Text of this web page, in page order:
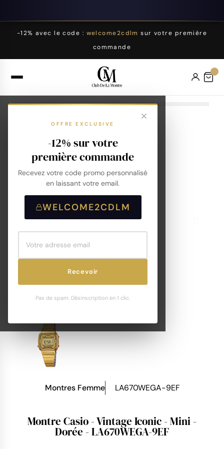
-12% avec le code : welcome2cdlm sur votre première
commande
OFFRE EXCLUSIVE
-12% sur votre
première commande
Recevez votre code promo personnalisé
en laissant votre email.
WELCOME2CDLM
Recevoir
Pas de spam. Désinscription en 1 clic.
Montres Femme LA670WEGA-9EF
Montre Casio - Vintage Iconic - Mini -
Dorée - LA670WEGA-9EF